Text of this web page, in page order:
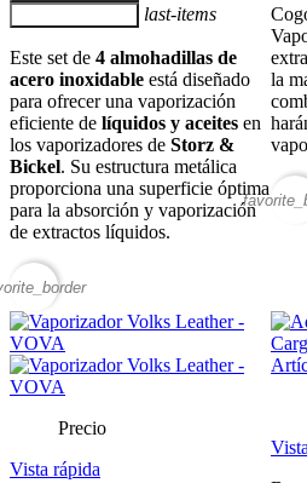
last-items
Este set de 4 almohadillas de
acero inoxidable está diseñado
para ofrecer una vaporización
eficiente de líquidos y aceites en
los vaporizadores de Storz &
Bickel. Su estructura metálica
proporciona una superficie óptima
para la absorción y vaporización
de extractos líquidos.
la
Precio
Vista rápida